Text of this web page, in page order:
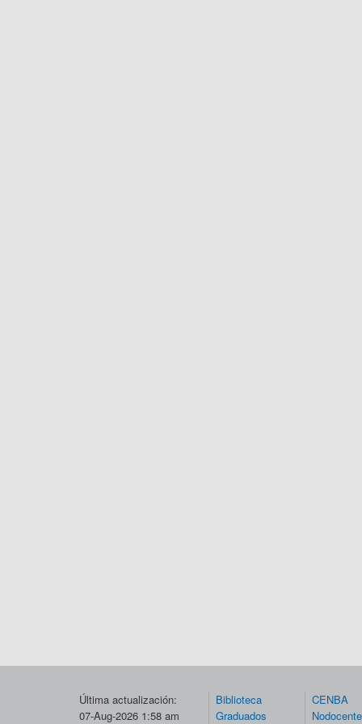
Última actualización:
07-Aug-2026 1:58 am
Biblioteca
Graduados
CENBA